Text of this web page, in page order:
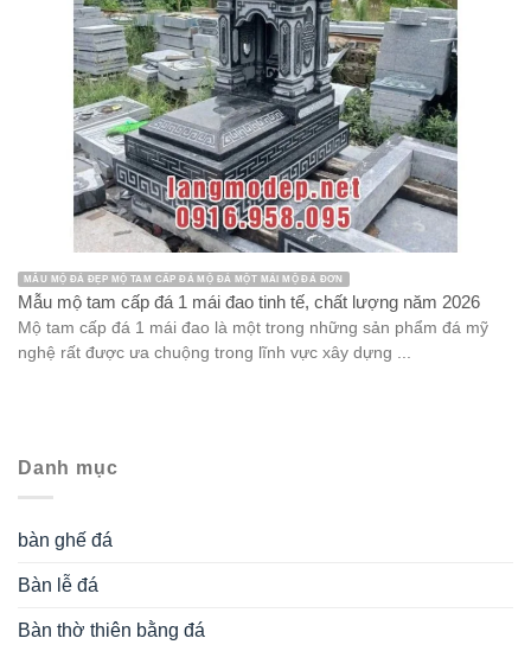
MẪU MỘ ĐÁ ĐẸP MỘ TAM CẤP ĐÁ MỘ ĐÁ MỘT MÁI MỘ ĐÁ ĐƠN
Mẫu mộ tam cấp đá 1 mái đao tinh tế, chất lượng năm 2026
Mộ tam cấp đá 1 mái đao là một trong những sản phẩm đá mỹ
nghệ rất được ưa chuộng trong lĩnh vực xây dựng ...
Danh mục
bàn ghế đá
Bàn lễ đá
Bàn thờ thiên bằng đá